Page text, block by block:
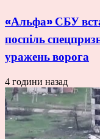
«Альфа» СБУ
поспіль
уражень ворога
4 години назад